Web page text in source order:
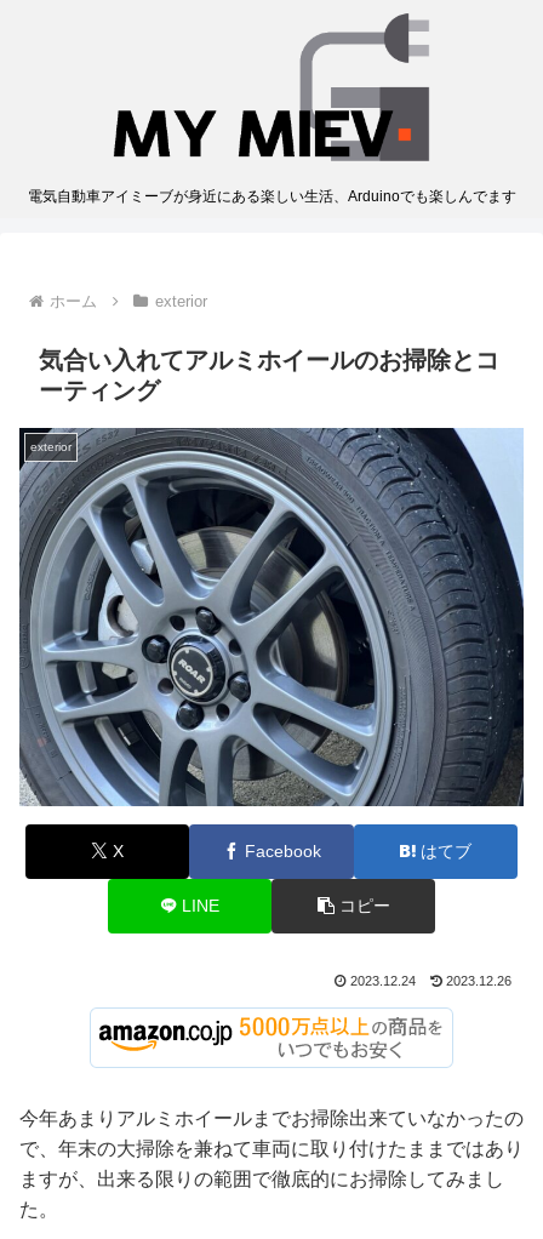
電気自動車アイミーブが身近にある楽しい生活、Arduinoでも楽しんでます
ホーム exterior
気合い入れてアルミホイールのお掃除とコ
ーティング
exterior
X Facebook はてブ
LINE コピー
2023.12.24 2023.12.26
今年あまりアルミホイールまでお掃除出来ていなかったの
で、年末の大掃除を兼ねて車両に取り付けたままではあり
ますが、出来る限りの範囲で徹底的にお掃除してみまし
た。